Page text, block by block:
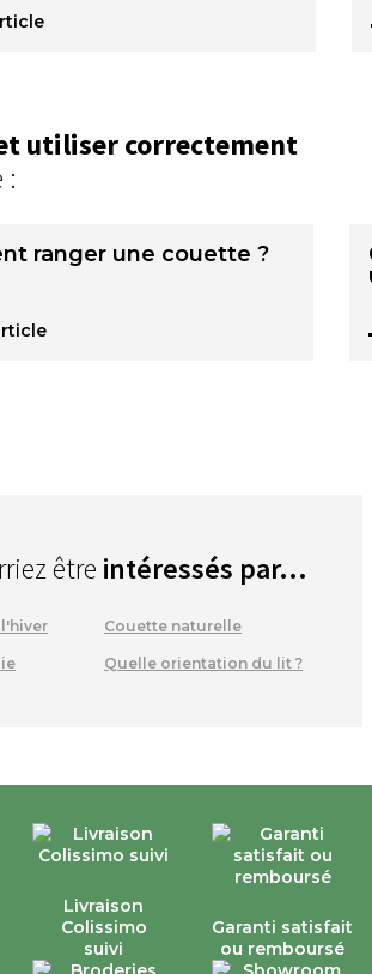
utiliser correctement
:
ranger une couette ?
être intéressés par...
Couette naturelle
Quelle orientation du lit ?
Livraison
Colissimo
suivi
Garanti satisfait
ou remboursé